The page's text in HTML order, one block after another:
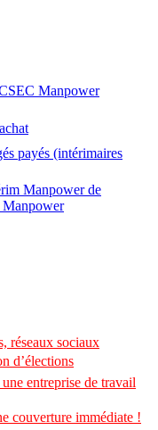
Manpower
payés (intérimaires
Manpower de
Manpower
réseaux sociaux
d’élections
entreprise de travail
couverture immédiate !